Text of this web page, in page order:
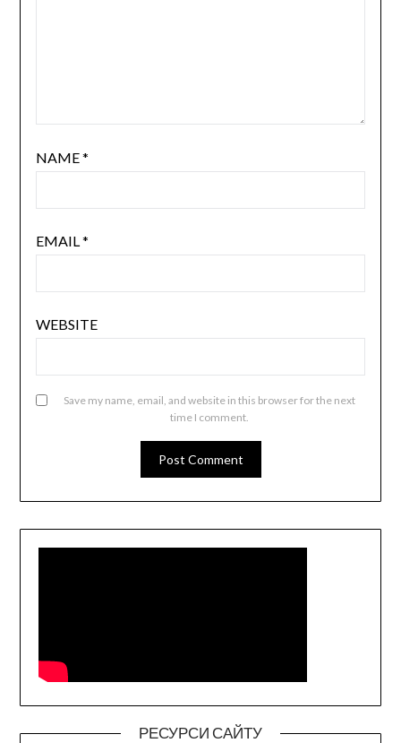
NAME*
EMAIL *
WEBSITE
Save my name, email, and website in this browser for the next
time I comment.
РЕСУРСИ САЙТУ